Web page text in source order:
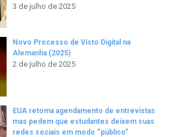
3 de julho de 2025
Novo Processo de Visto Digital na
Alemanha (2025)
2 de julho de 2025
EUA retoma agendamento de entrevistas
mas pedem que estudantes deixem suas
redes sociais em modo “público”